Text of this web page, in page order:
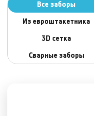
Все заборы
Из евроштакетника
3D сеткa
Сварные заборы